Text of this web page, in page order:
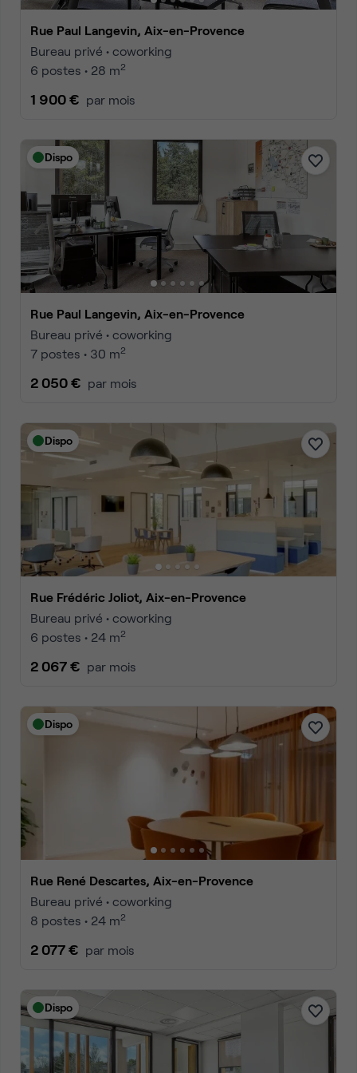
Rue Paul Langevin, Aix-en-Provence
Bureau privé • coworking
6 postes • 28 m2
1 900 € par mois
Dispo
Rue Paul Langevin, Aix-en-Provence
Bureau privé • coworking
7 postes • 30 m2
2 050 € par mois
Dispo
Rue Frédéric Joliot, Aix-en-Provence
Bureau privé • coworking
6 postes • 24 m2
2 067 € par mois
Dispo
Rue René Descartes, Aix-en-Provence
Bureau privé • coworking
8 postes • 24 m2
2 077 € par mois
Dispo